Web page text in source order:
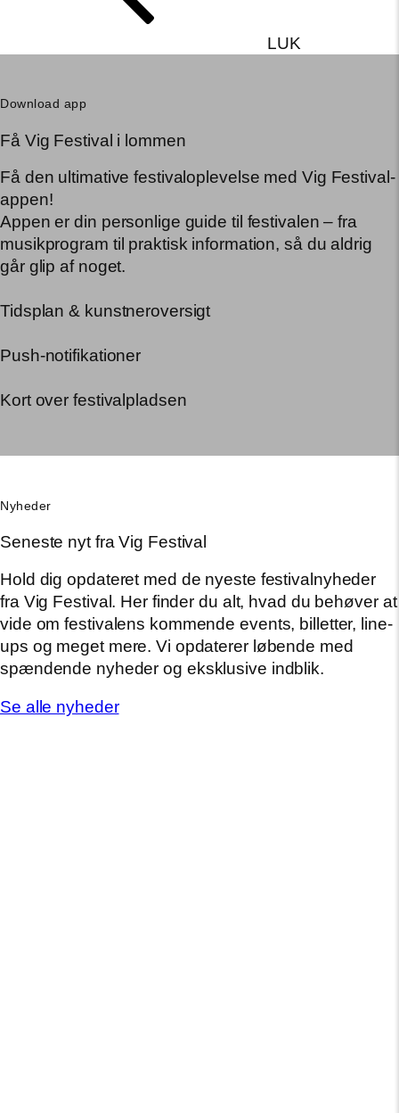
LUK
Download app
Få Vig Festival i lommen
Få den ultimative festivaloplevelse med Vig Festival-
appen!
Appen er din personlige guide til festivalen – fra
musikprogram til praktisk information, så du aldrig
går glip af noget.
Tidsplan & kunstneroversigt
Push-notifikationer
Kort over festivalpladsen
Nyheder
Seneste nyt fra Vig Festival
Hold dig opdateret med de nyeste festivalnyheder
fra Vig Festival. Her finder du alt, hvad du behøver at
vide om festivalens kommende events, billetter, line-
ups og meget mere. Vi opdaterer løbende med
spændende nyheder og eksklusive indblik.
Se alle nyheder